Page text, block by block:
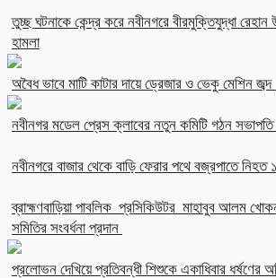
তুচ্ছ ঘটনাকে কেন্দ্র করে নবীনগরে বীরমুক্তিযুদ্ধা রেহান
হামলা
অবৈধ ভাবে মাটি কাটার দায়ে ড্রেজার ও ভেকু মেশিন
নবীনগর মডেল প্রেস ক্লাবের নতুন কমিটি গঠন
নবীনগরে বাজার থেকে বাড়ি ফেরার পথে বজ্রপাতে নিহত ১
ব্রাহ্মণবাড়িয়া পাবলিক প্রসিকিউটর মাহাবুব আলম
সমিতির সংবর্ধনা প্রদান
প্রলোভন দেখিয়ে প্রতিবন্ধী শিশুকে একাধিবার ধর্ষণের